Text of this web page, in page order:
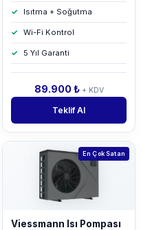
Isıtma + Soğutma
Wi-Fi Kontrol
5 Yıl Garanti
89.900 ₺ + KDV
Teklif Al
En Çok Satan
Viessmann Isı Pompası